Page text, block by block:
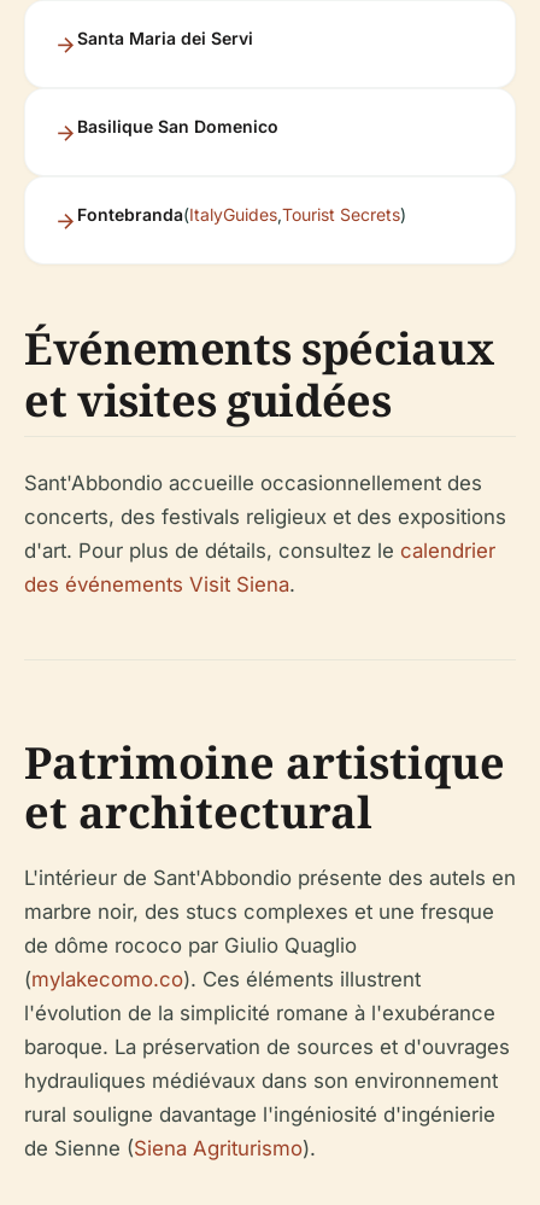
Santa Maria dei Servi
Basilique San Domenico
Fontebranda(ItalyGuides,Tourist Secrets)
Événements spéciaux
et visites guidées
Sant'Abbondio accueille occasionnellement des
concerts, des festivals religieux et des expositions
d'art. Pour plus de détails, consultez le calendrier
des événements Visit Siena.
Patrimoine artistique
et architectural
L'intérieur de Sant'Abbondio présente des autels en
marbre noir, des stucs complexes et une fresque
de dôme rococo par Giulio Quaglio
(mylakecomo.co). Ces éléments illustrent
l'évolution de la simplicité romane à l'exubérance
baroque. La préservation de sources et d'ouvrages
hydrauliques médiévaux dans son environnement
rural souligne davantage l'ingéniosité d'ingénierie
de Sienne (Siena Agriturismo).